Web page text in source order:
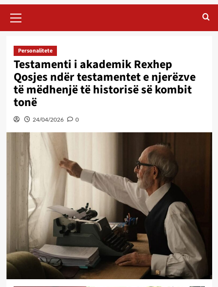
Menu
Personalitete
Testamenti i akademik Rexhep
Qosjes ndër testamentet e njerëzve
të mëdhenjë të historisë së kombit
tonë
24/04/2026 0